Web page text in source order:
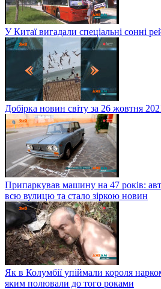
У Китаї вигадали спеціальні сонні
Добірка новин світу за 26 жовтня
Припаркував машину на 47 років:
всю вулицю та стало зіркою новин
Як в Колумбії упіймали короля
яким полювали до того роками